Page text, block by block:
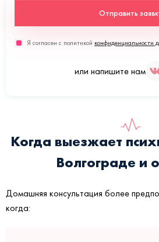
Отправить
Я согласен с политикой конфиденциальности
или напишите нам
Когда выезжает
Волгограде и
Домашняя консультация более
когда: